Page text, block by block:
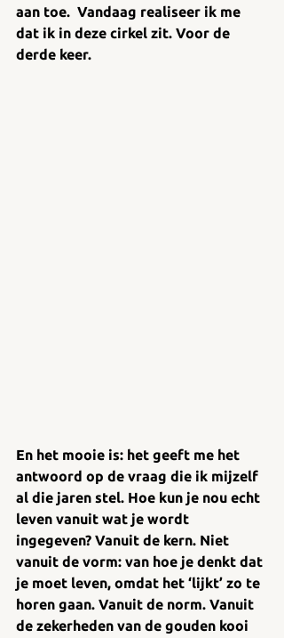
aan toe.  Vandaag realiseer ik me
dat ik in deze cirkel zit. Voor de
derde keer.
En het mooie is: het geeft me het
antwoord op de vraag die ik mijzelf
al die jaren stel. Hoe kun je nou echt
leven vanuit wat je wordt
ingegeven? Vanuit de kern. Niet
vanuit de vorm: van hoe je denkt dat
je moet leven, omdat het ‘lijkt’ zo te
horen gaan. Vanuit de norm. Vanuit
de zekerheden van de gouden kooi